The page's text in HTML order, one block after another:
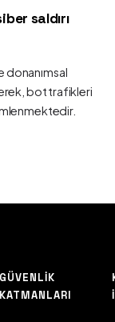
saldırı
donanımsal
bot trafikleri
GÜVENLIK
KATMANLARI